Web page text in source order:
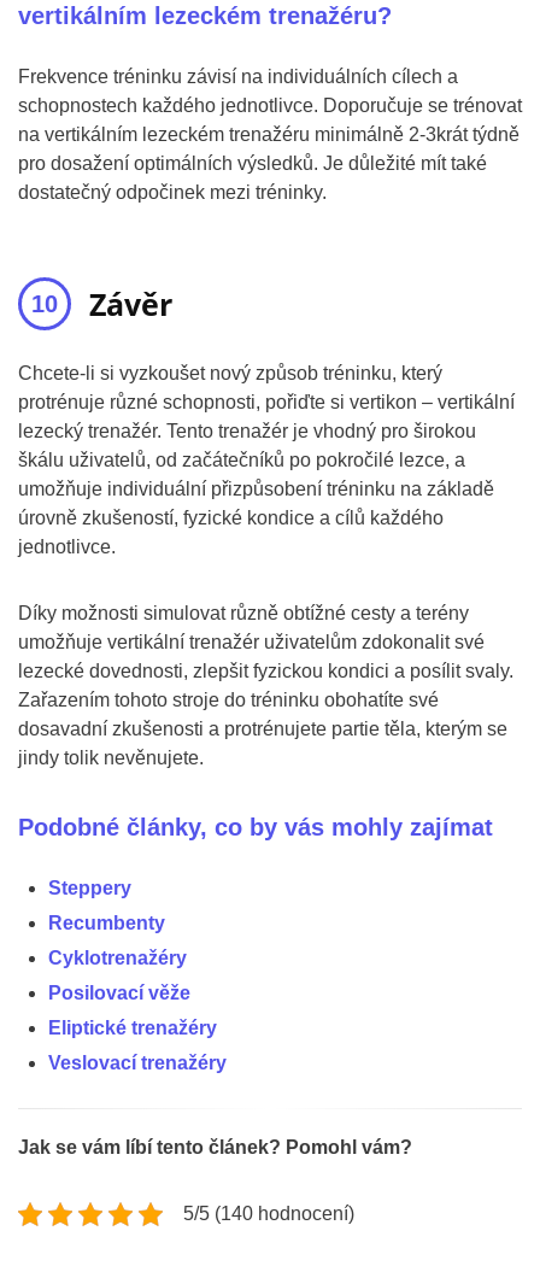
vertikálním lezeckém trenažéru?
Frekvence tréninku závisí na individuálních cílech a
schopnostech každého jednotlivce. Doporučuje se trénovat
na vertikálním lezeckém trenažéru minimálně 2-3krát týdně
pro dosažení optimálních výsledků. Je důležité mít také
dostatečný odpočinek mezi tréninky.
Závěr
Chcete-li si vyzkoušet nový způsob tréninku, který
protrénuje různé schopnosti, pořiďte si vertikon – vertikální
lezecký trenažér. Tento trenažér je vhodný pro širokou
škálu uživatelů, od začátečníků po pokročilé lezce, a
umožňuje individuální přizpůsobení tréninku na základě
úrovně zkušeností, fyzické kondice a cílů každého
jednotlivce.
Díky možnosti simulovat různě obtížné cesty a terény
umožňuje vertikální trenažér uživatelům zdokonalit své
lezecké dovednosti, zlepšit fyzickou kondici a posílit svaly.
Zařazením tohoto stroje do tréninku obohatíte své
dosavadní zkušenosti a protrénujete partie těla, kterým se
jindy tolik nevěnujete.
Podobné články, co by vás mohly zajímat
Steppery
Recumbenty
Cyklotrenažéry
Posilovací věže
Eliptické trenažéry
Veslovací trenažéry
Jak se vám líbí tento článek? Pomohl vám?
5/5 (140 hodnocení)